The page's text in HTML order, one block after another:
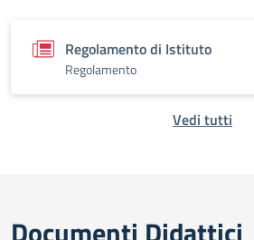
Regolamento di Istituto
Regolamento
Vedi tutti